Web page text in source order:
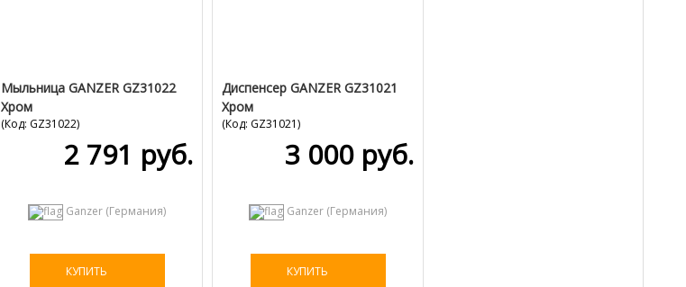
Мыльница GANZER GZ31022
Хром
(Код: GZ31022)
2 791 руб.
Ganzer (Германия)
КУПИТЬ
Диспенсер GANZER GZ31021
Хром
(Код: GZ31021)
3 000 руб.
Ganzer (Германия)
КУПИТЬ